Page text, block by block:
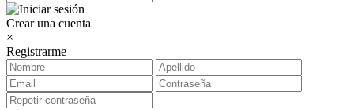
Crear una cuenta
×
Registrarme